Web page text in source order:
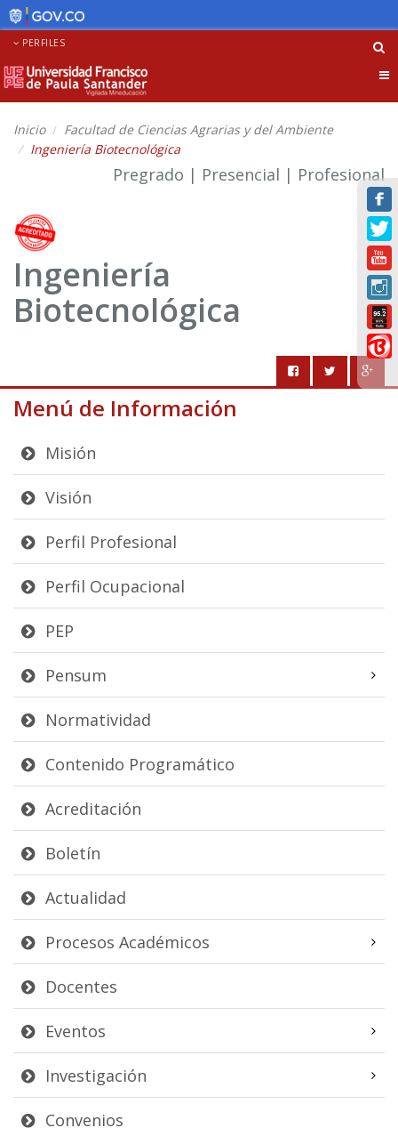
PERFILES
Inicio
Facultad de Ciencias Agrarias y del Ambiente
Ingeniería Biotecnológica
Pregrado | Presencial | Profesional
Ingeniería
Biotecnológica
Menú de Información
Misión
Visión
Perfil Profesional
Perfil Ocupacional
PEP
Pensum
Normatividad
Contenido Programático
Acreditación
Boletín
Actualidad
Procesos Académicos
Docentes
Eventos
Investigación
Convenios